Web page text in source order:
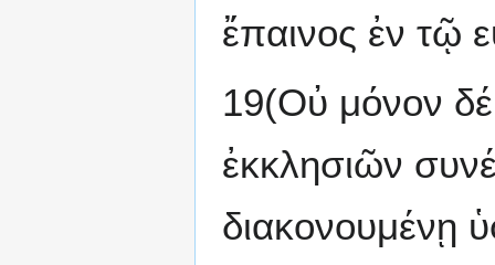
ἔπαινος ἐν τῷ
19(Οὐ μόνον δέ
ἐκκλησιῶν
διακονουμένῃ